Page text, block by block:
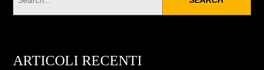
ARTICOLI RECENTI